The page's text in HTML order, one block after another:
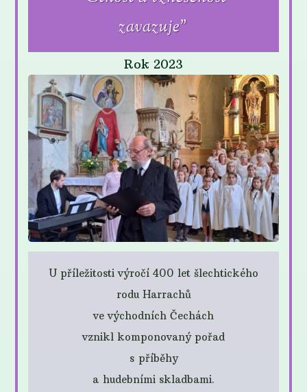
zavazuje"
Rok 2023
U příležitosti výročí 400 let šlechtického
rodu Harrachů
ve východních Čechách
vznikl komponovaný pořad
s příběhy
a hudebními skladbami.